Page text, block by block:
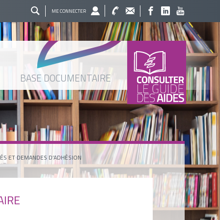
ME CONNECTER
BASE DOCUMENTAIRE
ET DEMANDES D’ADHÉSION